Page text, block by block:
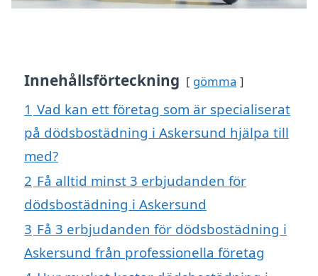
Innehållsförteckning gömma
1 Vad kan ett företag som är specialiserat
på dödsbostädning i Askersund hjälpa till
med?
2 Få alltid minst 3 erbjudanden för
dödsbostädning i Askersund
3 Få 3 erbjudanden för dödsbostädning i
Askersund från professionella företag